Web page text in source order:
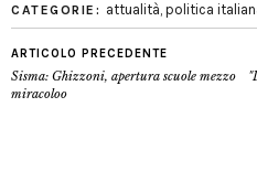
CATEGORIE: attualità, politica
ARTICOLO PRECEDENTE
Sisma: Ghizzoni, apertura scuole mezzo
miracoloo